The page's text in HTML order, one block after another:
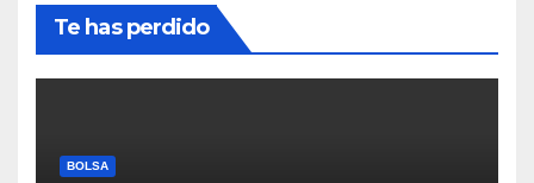
Te has perdido
BOLSA